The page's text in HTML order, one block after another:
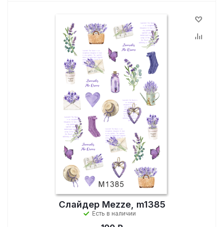
Слайдер Mezze, m1385
Есть в наличии